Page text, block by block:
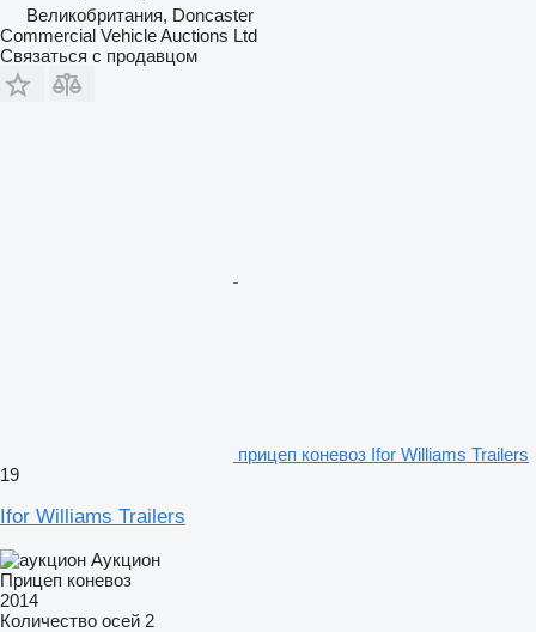
Великобритания, Doncaster
Commercial Vehicle Auctions Ltd
Связаться с продавцом
прицеп коневоз Ifor Williams Trailers
19
Ifor Williams Trailers
Аукцион
Прицеп коневоз
2014
Количество осей 2